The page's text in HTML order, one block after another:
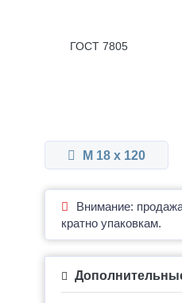
ГОСТ 7805
М 18 x 120
Внимание:
кратно упаковкам.